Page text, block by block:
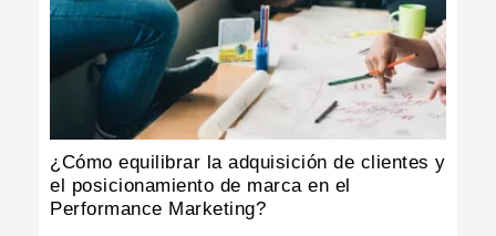
¿Cómo equilibrar la adquisición de clientes y
el posicionamiento de marca en el
Performance Marketing?